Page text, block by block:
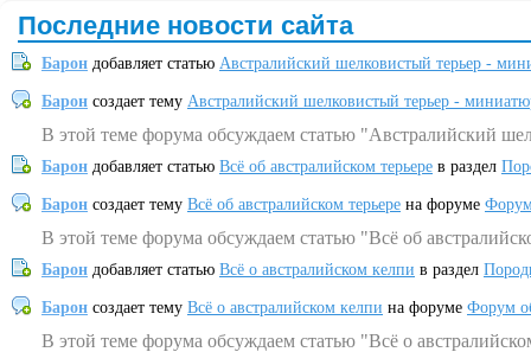
Последние новости сайта
Барон добавляет статью Австралийский шелковистый терьер -
Барон создает тему Австралийский шелковистый терьер -
В этой теме форума обсуждаем статью "Австралийский
Барон добавляет статью Всё об австралийском терьере в раздел
Барон создает тему Всё об австралийском терьере на форуме
В этой теме форума обсуждаем статью "Всё об
Барон добавляет статью Всё о австралийском келпи в раздел
Барон создает тему Всё о австралийском келпи на форуме Форум
В этой теме форума обсуждаем статью "Всё о